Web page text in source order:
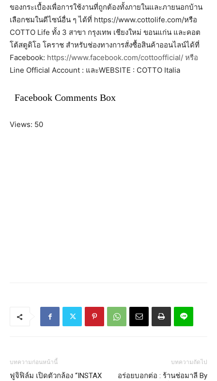
ของกระเบื้องเพื่อการใช้งานที่ถูกต้องทั้งภายในและภายนอกบ้าน
เลือกชมในดีไซน์อื่น ๆ ได้ที่ https://www.cottolife.com/หรือ
COTTO Life ทั้ง 3 สาขา กรุงเทพ เชียงใหม่ ขอนแก่น และคอต
โต้สตูดิโอ โคราช สำหรับช่องทางการสั่งซื้อสินค้าออนไลน์ได้ที่
Facebook: https://www.facebook.com/cottoofficial/ หรือ
Line Official Account : และWEBSITE : COTTO Italia
Facebook Comments Box
Views: 50
บทความก่อนหน้านี้
ฟูจิฟิล์ม เปิดตัวกล้อง “INSTAX
บทความถัดไป
อร่อยบอกต่อ : ร้านช่อมาลี By